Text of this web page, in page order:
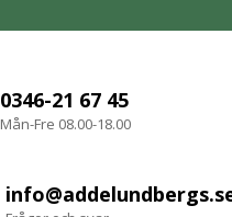
0346-21 67 45
Mån-Fre 08.00-18.00